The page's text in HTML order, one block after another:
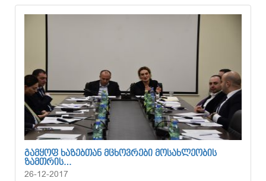
ᲒᲐᲛᲧᲝᲤ ᲮᲐᲖᲔᲑᲗᲐᲜ ᲛᲪᲮᲝᲕᲠᲔᲑᲘ ᲛᲝᲡᲐᲮᲚᲔᲝᲑᲘᲡ
ᲖᲐᲛᲗᲠᲘᲡ…
26-12-2017